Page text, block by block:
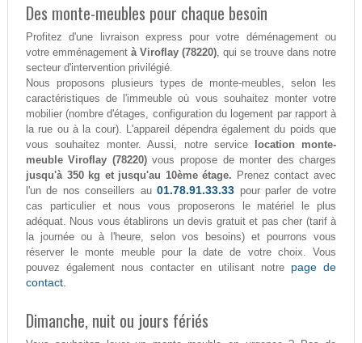
Des monte-meubles pour chaque besoin
Profitez d'une livraison express pour votre déménagement ou
votre emménagement à Viroflay (78220), qui se trouve dans notre
secteur d'intervention privilégié.
Nous proposons plusieurs types de monte-meubles, selon les
caractéristiques de l'immeuble où vous souhaitez monter votre
mobilier (nombre d'étages, configuration du logement par rapport à
la rue ou à la cour). L'appareil dépendra également du poids que
vous souhaitez monter. Aussi, notre service
location monte-
meuble Viroflay (78220)vous propose de monter des charges
jusqu'à 350 kg et jusqu'au 10ème étage. Prenez contact avec
l'un de nos conseillers au01.78.91.33.33 pour parler de votre
cas particulier et nous vous proposerons le matériel le plus
adéquat. Nous vous établirons un devis gratuit et pas cher (tarif à
la journée ou à l'heure, selon vos besoins) et pourrons vous
réserver le monte meuble pour la date de votre choix. Vous
pouvez également nous contacter en utilisant notre page de
contact.
Dimanche, nuit ou jours fériés